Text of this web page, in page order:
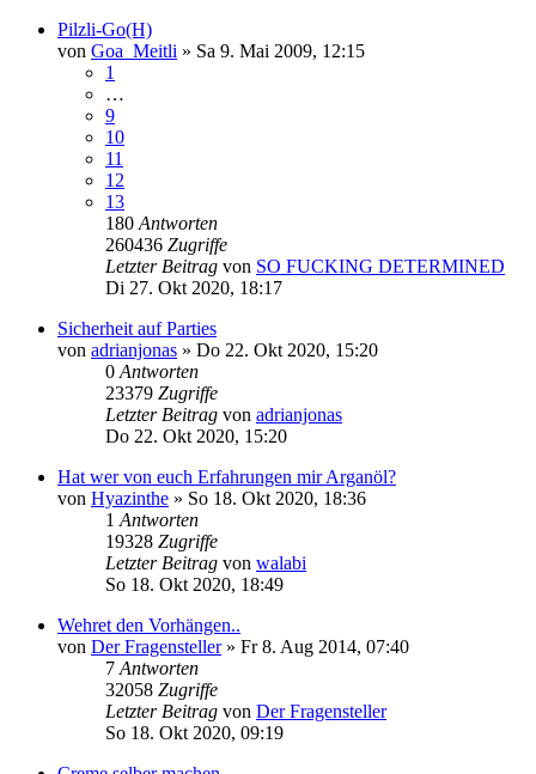
Pilzli-Go(H)
von Goa_Meitli » Sa 9. Mai 2009, 12:15
1
…
9
10
11
12
13
180 Antworten
260436 Zugriffe
Letzter Beitrag von SO FUCKING DETERMINED
Di 27. Okt 2020, 18:17
Sicherheit auf Parties
von adrianjonas » Do 22. Okt 2020, 15:20
0 Antworten
23379 Zugriffe
Letzter Beitrag von adrianjonas
Do 22. Okt 2020, 15:20
Hat wer von euch Erfahrungen mir Arganöl?
von Hyazinthe » So 18. Okt 2020, 18:36
1 Antworten
19328 Zugriffe
Letzter Beitrag von walabi
So 18. Okt 2020, 18:49
Wehret den Vorhängen..
von Der Fragensteller» Fr 8. Aug 2014, 07:40
7 Antworten
32058 Zugriffe
Letzter Beitrag von Der Fragensteller
So 18. Okt 2020, 09:19